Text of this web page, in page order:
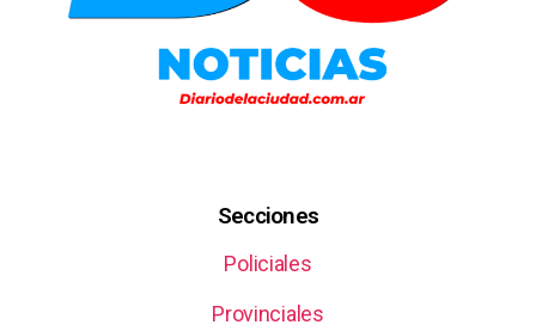
Secciones
Policiales
Provinciales